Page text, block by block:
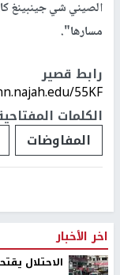
الصيني ​شي جينبينغ​
مسارها".
رابط قصير
55KF/
الكلمات
المفاوضات
اخر الأخبار
الاحتلال